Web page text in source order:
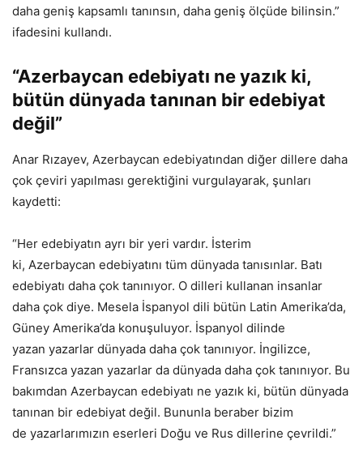
daha geniş kapsamlı tanınsın, daha geniş ölçüde bilinsin.”
ifadesini kullandı.
“Azerbaycan edebiyatı ne yazık ki,
bütün dünyada tanınan bir edebiyat
değil”
Anar Rızayev, Azerbaycan edebiyatından diğer dillere daha
çok çeviri yapılması gerektiğini vurgulayarak, şunları
kaydetti:
“Her edebiyatın ayrı bir yeri vardır. İsterim
ki, Azerbaycan edebiyatını tüm dünyada tanısınlar. Batı
edebiyatı daha çok tanınıyor. O dilleri kullanan insanlar
daha çok diye. Mesela İspanyol dili bütün Latin Amerika’da,
Güney Amerika’da konuşuluyor. İspanyol dilinde
yazan yazarlar dünyada daha çok tanınıyor. İngilizce,
Fransızca yazan yazarlar da dünyada daha çok tanınıyor. Bu
bakımdan Azerbaycan edebiyatı ne yazık ki, bütün dünyada
tanınan bir edebiyat değil. Bununla beraber bizim
de yazarlarımızın eserleri Doğu ve Rus dillerine çevrildi.”